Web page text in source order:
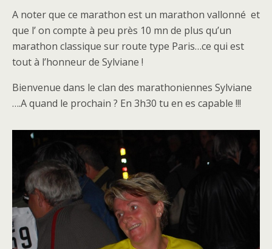
A noter que ce marathon est un marathon vallonné et
que l’ on compte à peu près 10 mn de plus qu’un
marathon classique sur route type Paris…ce qui est
tout à l’honneur de Sylviane !
Bienvenue dans le clan des marathoniennes Sylviane
….A quand le prochain ? En 3h30 tu en es capable !!!